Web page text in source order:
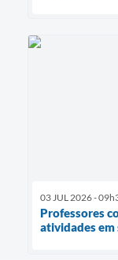
03 JUL 2026 -
Professores
atividades em